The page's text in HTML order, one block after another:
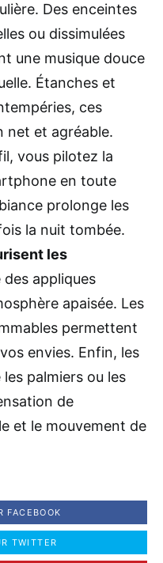
Des enceintes
ou dissimulées
une musique douce
Étanches et
ces
net et agréable.
vous pilotez la
en toute
prolonge les
la nuit tombée.
les
des appliques
apaisée. Les
permettent
envies. Enfin, les
palmiers ou les
de
et le mouvement de
FACEBOOK
TWITTER